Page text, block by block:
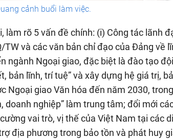
cảnh buổi làm việc.
làm rõ 5 vấn đề chính: (i) Công tác lãnh
và các văn bản chỉ đạo của Đảng về
ngành Ngoại giao, đặc biệt là đào tạo
bản lĩnh, trí tuệ” và xây dựng hệ giá trị,
Ngoại giao Văn hóa đến năm 2030,
doanh nghiệp” làm trung tâm; đổi mới
vai trò, vị thế của Việt Nam tại các
địa phương trong bảo tồn và phát huy